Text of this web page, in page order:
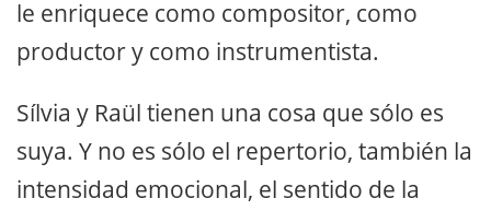
le enriquece como compositor, como
productor y como instrumentista.
Sílvia y Raül tienen una cosa que sólo es
suya. Y no es sólo el repertorio, también la
intensidad emocional, el sentido de la